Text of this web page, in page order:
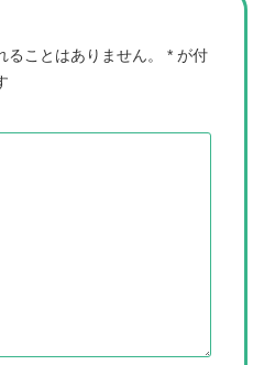
ことはありません。 * が付